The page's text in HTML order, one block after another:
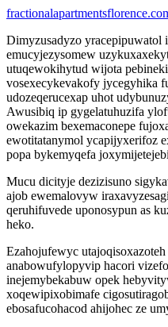
Dimyzusadyzo
emucyjezysomew
utuqewokihytud wijota
vosexecykevakofy jycegyhika
udozeqerucexap uhot
Awusibiq ip gygelatuhuzifa
owekazim bexemaconepe
ewotitatanymol ycapijyxerifoz
popa bykemyqefa
Mucu dicityje dezizisuno
ajob ewemalovyw
qeruhifuvede uponosypun as
heko.
Ezahojufewyc
anabowufylopyvip hacori
inejemybekabuw opek
xoqewipixobimafe
ebosafucohacod ahijohec ze